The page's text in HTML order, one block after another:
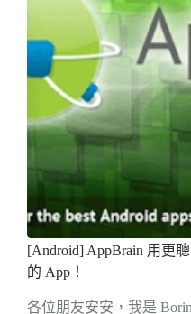
[Android] AppBrain 用更
的 App！
各位朋友安安，我是